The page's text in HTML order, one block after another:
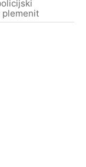
plemenit